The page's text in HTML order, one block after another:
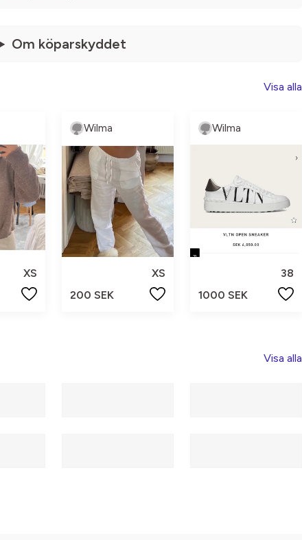
Om köparskyddet
Visa alla
XS
Wilma
XS
200 SEK
Wilma
38
1000 SEK
Visa alla